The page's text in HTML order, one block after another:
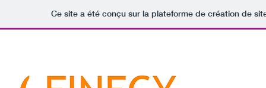
Ce site a été conçu sur la plateforme de création de